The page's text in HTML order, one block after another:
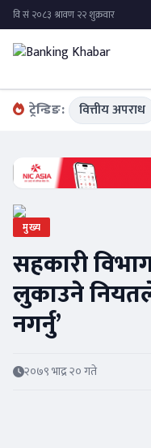
ट्रेन्डिङ: वित्तीय अपराध
मुख्य
सहकारी
लुकाउने
नगर्नु’
२०७९ भाद्र २० गते